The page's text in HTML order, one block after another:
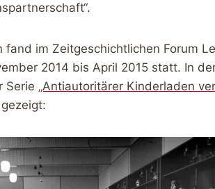
fand im Zeitgeschichtlichen Forum
2014 bis April 2015 statt. In
Serie „Antiautoritärer Kinderladen
gezeigt: